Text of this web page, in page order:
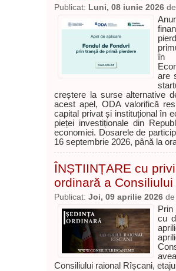
Publicat: Luni, 08 iunie 2026
în
are
creștere la surse alternative
acest apel, ODA valorifică
capital privat și instituțional în
pieței investiționale din
economiei. Dosarele de
16 septembrie 2026, până la
ÎNȘTIINȚARE cu
ordinară a
Publicat: Joi, 09 aprilie 2026
cu
Consiliului raional Rîșcani,